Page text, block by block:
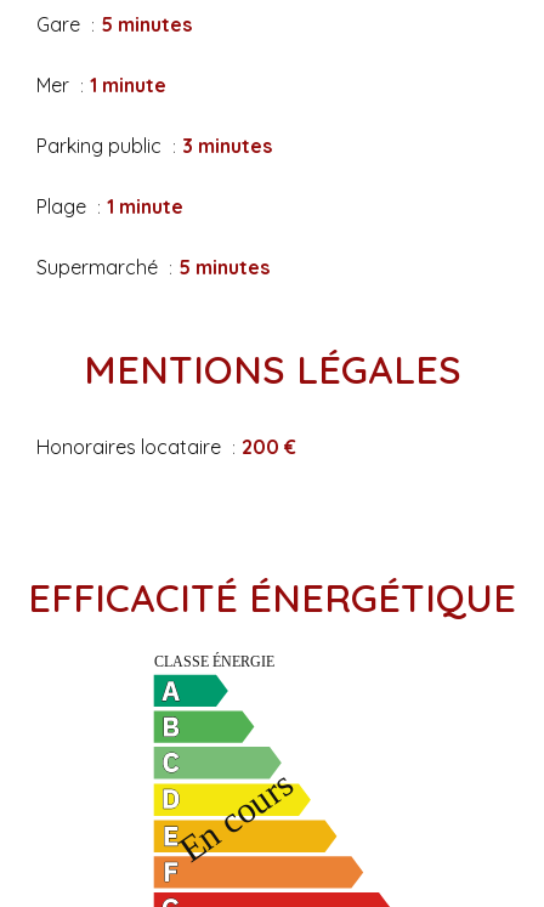
Gare 5 minutes
Mer 1 minute
Parking public 3 minutes
Plage 1 minute
Supermarché 5 minutes
MENTIONS LÉGALES
Honoraires locataire 200 €
EFFICACITÉ ÉNERGÉTIQUE